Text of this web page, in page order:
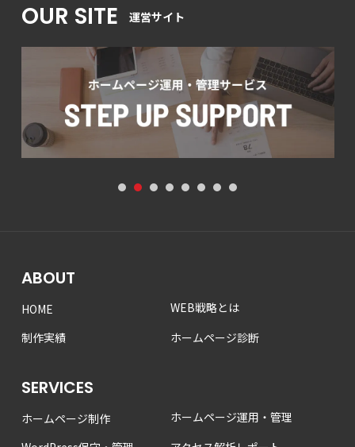
OUR SITE 運営サイト
1 2 3 4 5 6 7 8
ABOUT
HOME
WEB戦略とは
制作実績
ホームページ診断
SERVICES
ホームページ制作
ホームページ運用・管理